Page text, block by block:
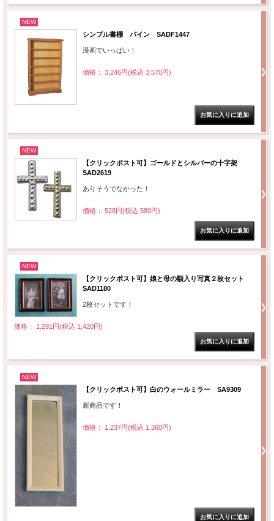
NEW
シンプル書棚 パイン SADF1447
漫画でいっぱい！
価格： 3,246円(税込 3,570円)
NEW
【クリックポスト可】ゴールドとシルバーの十字架
SAD2619
ありそうでなかった！
価格： 528円(税込 580円)
NEW
【クリックポスト可】娘と母の額入り写真２枚セット
SAD1180
2枚セットです！
価格： 1,291円(税込 1,420円)
NEW
【クリックポスト可】白のウォールミラー SA9309
新商品です！
価格： 1,237円(税込 1,360円)